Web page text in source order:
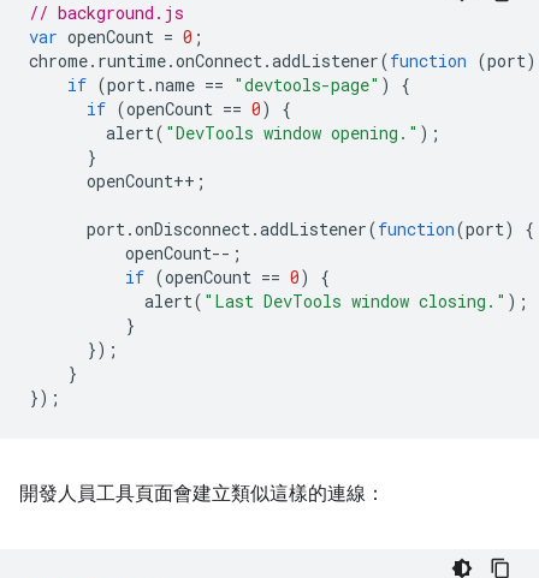
// background.js
var openCount = 0 ;
chrome. runtime.onConnect.addListener(function (port)
if (port.name == "devtools-page" )
{
if (openCount == 0)
{
alert( "DevTools window opening." );
}
openCount++ ;
port.onDisconnect.addListener(function(port)
{
openCount-- ;
if (openCount == 0)
{
alert( "Last DevTools window closing." );
}
});
}
});
開發人員工具頁面會建立類似這樣的連線：